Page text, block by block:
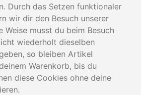
Durch das Setzen funktionaler
wir dir den Besuch unserer
Weise musst du beim Besuch
wiederholt dieselben
so bleiben Artikel
Warenkorb, bis du
diese Cookies ohne deine